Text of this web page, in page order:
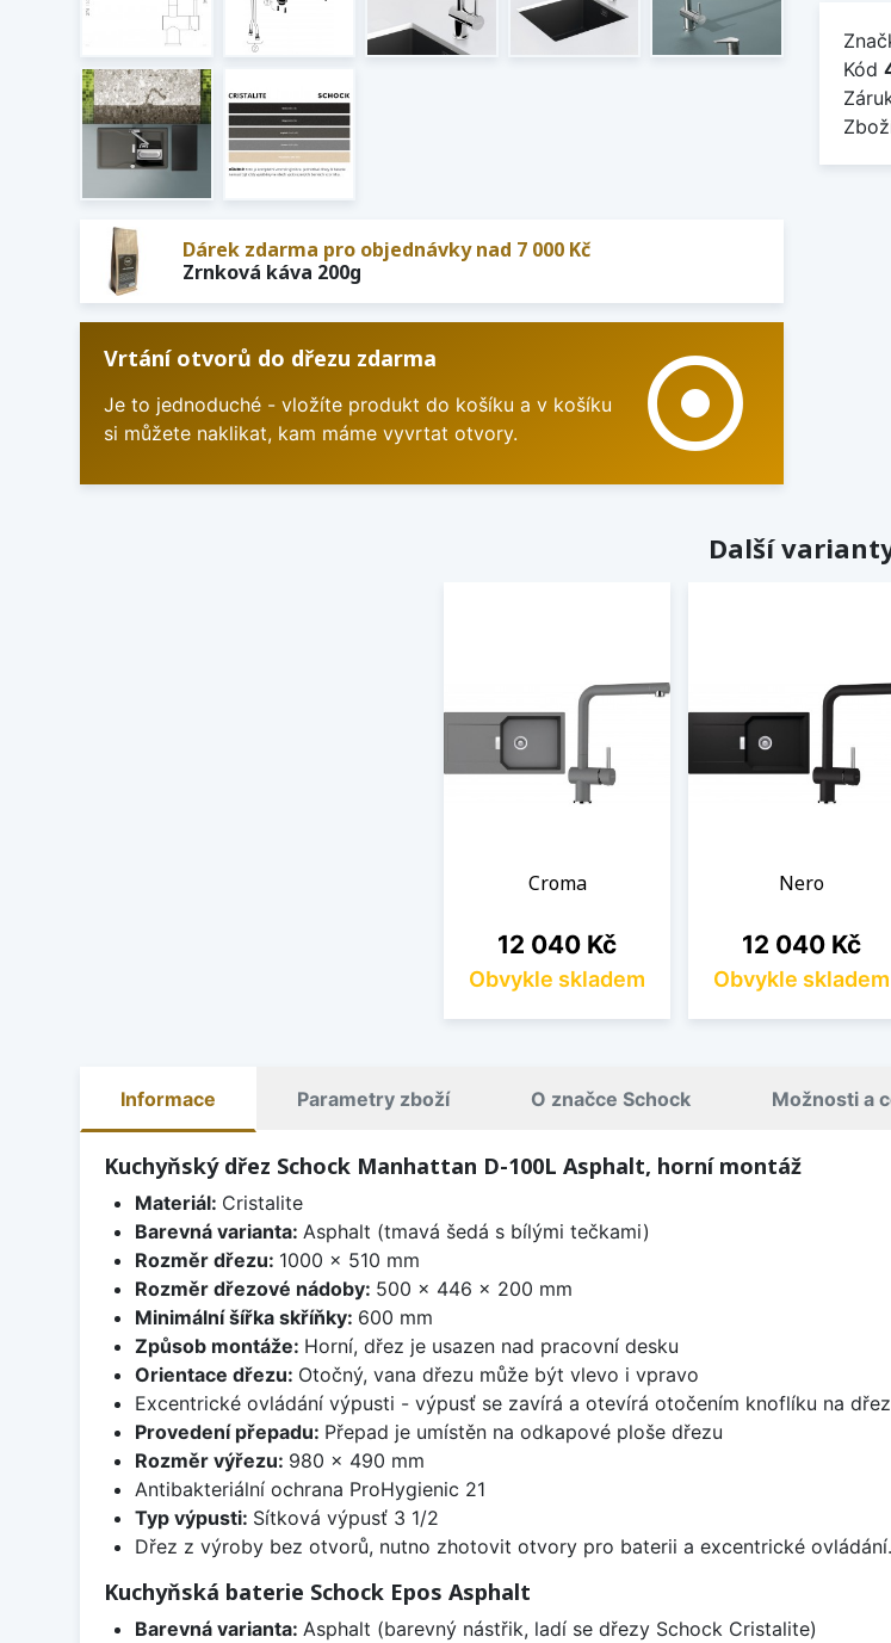
Dárek zdarma pro objednávky nad 7 000 Kč
Zrnková káva 200g
Vrtání otvorů do dřezu zdarma
Je to jednoduché - vložíte produkt do košíku a v košíku
si můžete naklikat, kam máme vyvrtat otvory.
adjust
Kód
Další
Croma
Cena
12 040 Kč
Obvykle skladem
Nero
Cena
12 040 Kč
Obvykle skladem
Informace Parametry zboží O značce Schock Možnosti a
Kuchyňský dřez Schock Manhattan D-100L Asphalt, horní montáž
Materiál: Cristalite
Barevná varianta: Asphalt (tmavá šedá s bílými tečkami)
Rozměr dřezu: 1000 x 510 mm
Rozměr dřezové nádoby: 500 x 446 x 200 mm
Minimální šířka skříňky: 600 mm
Způsob montáže: Horní, dřez je usazen nad pracovní desku
Orientace dřezu: Otočný, vana dřezu může být vlevo i vpravo
Excentrické ovládání výpusti - výpusť se zavírá a otevírá otočením knoflíku na
Provedení přepadu: Přepad je umístěn na odkapové ploše dřezu
Rozměr výřezu: 980 x 490 mm
Antibakteriální ochrana ProHygienic 21
Typ výpusti: Sítková výpusť 3 1/2
Dřez z výroby bez otvorů, nutno zhotovit otvory pro baterii a excentrické ovládání.
Kuchyňská baterie Schock Epos Asphalt
Barevná varianta: Asphalt (barevný nástřik, ladí se dřezy Schock Cristalite)